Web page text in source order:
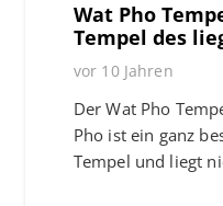
Wat Pho
Tempel des
vor 10 Jahren
Der Wat Pho
Pho ist ein ganz
Tempel und liegt